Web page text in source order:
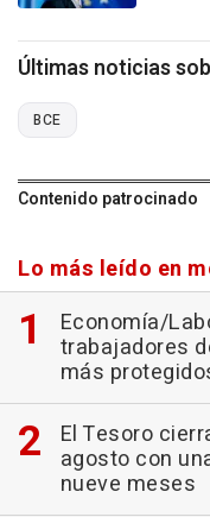
Últimas noticias
BCE
Contenido patrocinado
Lo más leído en
Economía/
trabajadores
más
El Tesoro
agosto con
nueve meses